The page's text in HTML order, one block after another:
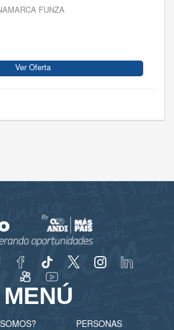
FUNZA
Ver Oferta
MENÚ
PERSONAS